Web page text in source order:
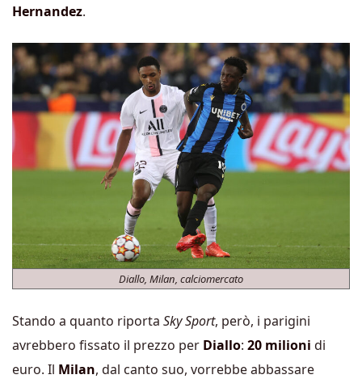
Hernandez.
Diallo, Milan, calciomercato
Stando a quanto riporta Sky Sport, però, i parigini
avrebbero fissato il prezzo per Diallo: 20 milioni di
euro. Il Milan, dal canto suo, vorrebbe abbassare